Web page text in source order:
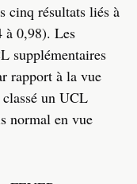
cinq résultats liés à
à 0,98). Les
supplémentaires
rapport à la vue
classé un UCL
normal en vue